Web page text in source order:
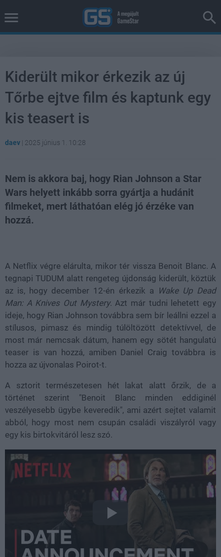
Kiderült mikor érkezik az új
Tőrbe ejtve film és kaptunk egy
kis teasert is
daev | 2025 június 1. 10:28
Nem is akkora baj, hogy Rian Johnson a Star
Wars helyett inkább sorra gyártja a hudánit
filmeket, mert láthatóan elég jó érzéke van
hozzá.
A Netflix végre elárulta, mikor tér vissza Benoit Blanc. A
tegnapi TUDUM alatt rengeteg újdonság kiderült, köztük
az is, hogy december 12-én érkezik a Wake Up Dead
Man: A Knives Out Mystery. Azt már tudni lehetett egy
ideje, hogy Rian Johnson továbbra sem bír leállni ezzel a
stílusos, pimasz és mindig túlöltözött detektívvel, de
most már nemcsak dátum, hanem egy sötét hangulatú
teaser is van hozzá, amiben Daniel Craig továbbra is
hozza az újvonalas Poirot-t.
A sztorit természetesen hét lakat alatt őrzik, de a
történet szerint "Benoit Blanc minden eddiginél
veszélyesebb ügybe keveredik", ami azért sejtet valamit
abból, hogy most nem csupán családi viszályról vagy
egy kis birtokvitáról lesz szó.